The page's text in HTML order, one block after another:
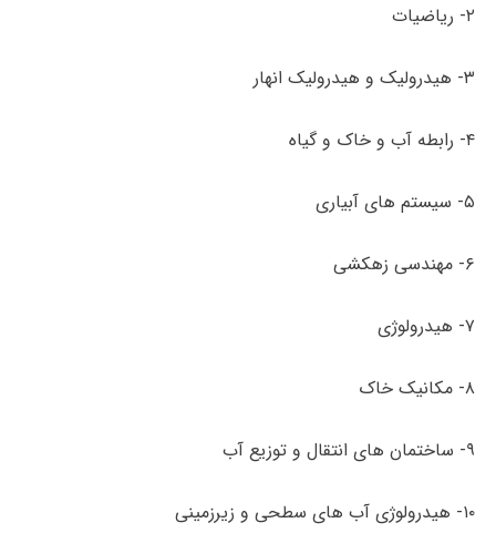
۲- ریاضیات
۳- هیدرولیک و هیدرولیک انهار
۴- رابطه آب و خاک و گیاه
۵- سیستم­ های آبیاری
۶- مهندسی زهکشی
۷- هیدرولوژی
۸- مکانیک خاک
۹- ساختمان های انتقال و توزیع آب
۱۰- هیدرولوژی آب­ های سطحی و زیرزمینی